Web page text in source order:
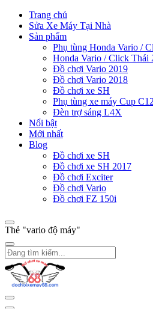
Trang chủ
Sửa Xe Máy Tại Nhà
Sản phẩm
Phụ tùng Honda Vario /
Honda Vario / Click Thái
Đồ chơi Vario 2019
Đồ chơi Vario 2018
Đồ chơi xe SH
Phụ tùng xe máy Cup
Đèn trợ sáng L4X
Nổi bật
Mới nhất
Blog
Đồ chơi xe SH
Đồ chơi xe SH 2017
Đồ chơi Exciter
Đồ chơi Vario
Đồ chơi FZ 150i
Thẻ "vario độ máy"